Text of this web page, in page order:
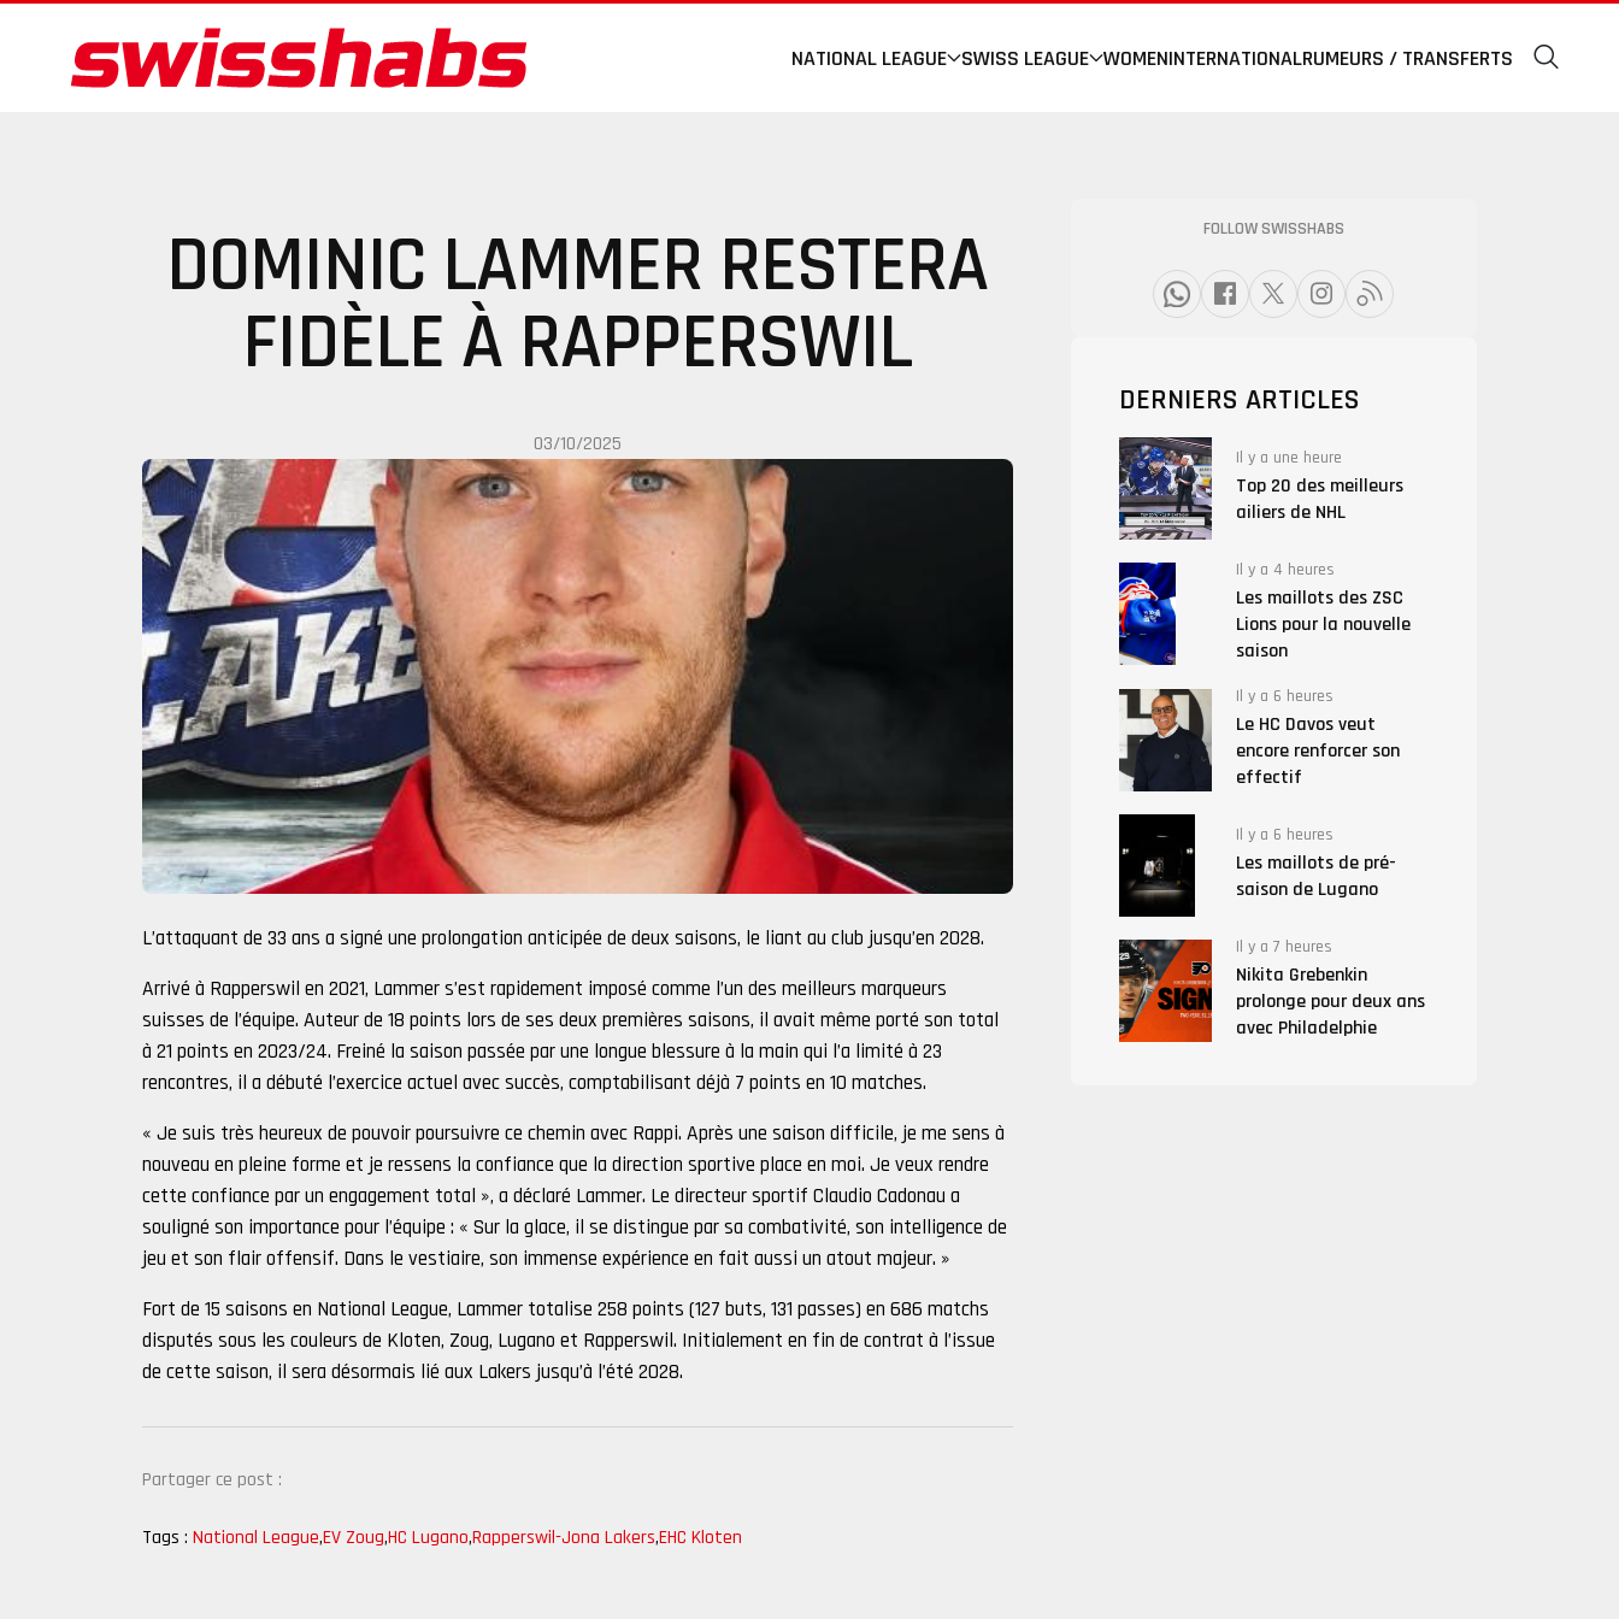
NATIONAL LEAGUE SWISS LEAGUE WOMENINTERNATIONALRUMEURS / TRANSFERTS
DOMINIC LAMMER RESTERA
FIDÈLE À RAPPERSWIL
03/10/2025
L’attaquant de 33 ans a signé une prolongation anticipée de deux saisons, le liant au club jusqu’en 2028.
Arrivé à Rapperswil en 2021, Lammer s’est rapidement imposé comme l’un des meilleurs marqueurs
suisses de l’équipe. Auteur de 18 points lors de ses deux premières saisons, il avait même porté son total
à 21 points en 2023/24. Freiné la saison passée par une longue blessure à la main qui l’a limité à 23
rencontres, il a débuté l’exercice actuel avec succès, comptabilisant déjà 7 points en 10 matches.
« Je suis très heureux de pouvoir poursuivre ce chemin avec Rappi. Après une saison difficile, je me sens à
nouveau en pleine forme et je ressens la confiance que la direction sportive place en moi. Je veux rendre
cette confiance par un engagement total », a déclaré Lammer. Le directeur sportif Claudio Cadonau a
souligné son importance pour l’équipe : « Sur la glace, il se distingue par sa combativité, son intelligence de
jeu et son flair offensif. Dans le vestiaire, son immense expérience en fait aussi un atout majeur. »
Fort de 15 saisons en National League, Lammer totalise 258 points (127 buts, 131 passes) en 686 matchs
disputés sous les couleurs de Kloten, Zoug, Lugano et Rapperswil. Initialement en fin de contrat à l’issue
de cette saison, il sera désormais lié aux Lakers jusqu’à l’été 2028.
Partager ce post :
Tags : National League,EV Zoug,HC Lugano,Rapperswil-Jona Lakers,EHC Kloten
FOLLOW SWISSHABS
DERNIERS ARTICLES
Il y a une heure
Top 20 des meilleurs
ailiers de NHL
Il y a 4 heures
Les maillots des ZSC
Lions pour la nouvelle
saison
Il y a 6 heures
Le HC Davos veut
encore renforcer son
effectif
Il y a 6 heures
Les maillots de pré-
saison de Lugano
Il y a 7 heures
Nikita Grebenkin
prolonge pour deux ans
avec Philadelphie